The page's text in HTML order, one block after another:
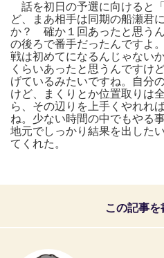
話を初日の予選に向けると
ど、まあ相手は同期の船瀬君
か？ 確か１回あったと思う
の後ろで番手だったんですよ
戦は初めてになるんじゃない
くらいあったと思うんですけ
げているみたいですね。自分
けど、まくりとか位置取りは
ら、その辺りを上手くやれれ
ね。少ない時間の中でもやる
地元でしっかり結果を出した
てくれた。
この記事を